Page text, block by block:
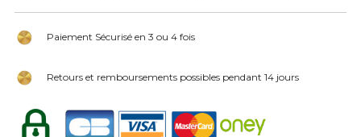
Paiement Sécurisé en 3 ou 4 fois
Retours et remboursements possibles pendant 14 jours